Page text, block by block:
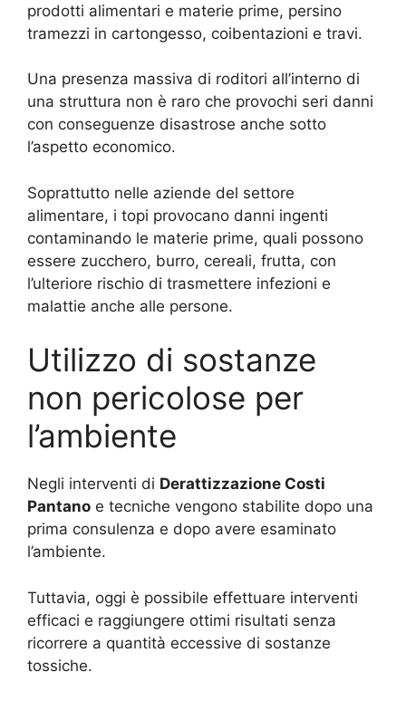
prodotti alimentari e materie prime, persino
tramezzi in cartongesso, coibentazioni e travi.
Una presenza massiva di roditori all’interno di
una struttura non è raro che provochi seri danni
con conseguenze disastrose anche sotto
l’aspetto economico.
Soprattutto nelle aziende del settore
alimentare, i topi provocano danni ingenti
contaminando le materie prime, quali possono
essere zucchero, burro, cereali, frutta, con
l’ulteriore rischio di trasmettere infezioni e
malattie anche alle persone.
Utilizzo di sostanze
non pericolose per
l’ambiente
Negli interventi di Derattizzazione Costi
Pantano e tecniche vengono stabilite dopo una
prima consulenza e dopo avere esaminato
l’ambiente.
Tuttavia, oggi è possibile effettuare interventi
efficaci e raggiungere ottimi risultati senza
ricorrere a quantità eccessive di sostanze
tossiche.